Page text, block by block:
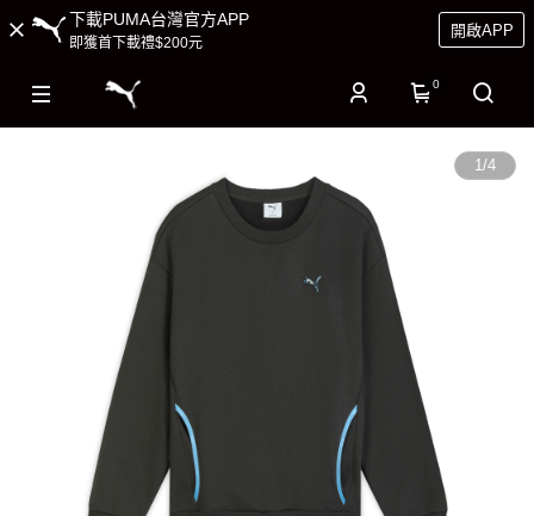
下載PUMA台灣官方APP
即獲首下載禮$200元
開啟APP
0
1/4